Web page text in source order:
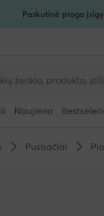
Paskutinė proga
Naujiena
Pusbačiai